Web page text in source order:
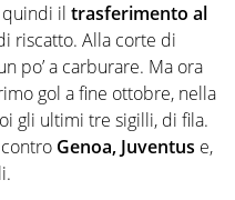
quindi il trasferimento al
riscatto. Alla corte di
po’ a carburare. Ma ora
gol a fine ottobre, nella
gli ultimi tre sigilli, di fila.
Genoa, Juventus e,